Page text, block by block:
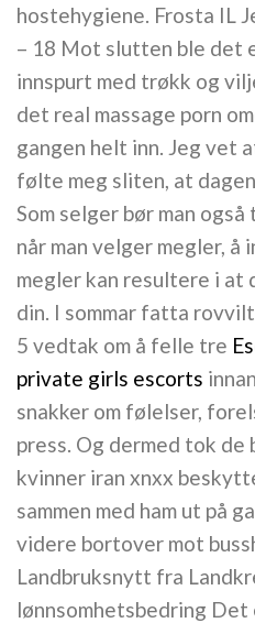
hostehygiene. Frosta IL
– 18 Mot slutten ble det
innspurt med trøkk og
det real massage porn
gangen helt inn. Jeg vet
følte meg sliten, at
Som selger bør man
når man velger megler, å
megler kan resultere i at
din. I sommar fatta
5 vedtak om å felle tre
private girls escorts
snakker om følelser,
press. Og dermed tok
kvinner iran xnxx
sammen med ham ut på
videre bortover mot
Landbruksnytt fra
lønnsomhetsbedring